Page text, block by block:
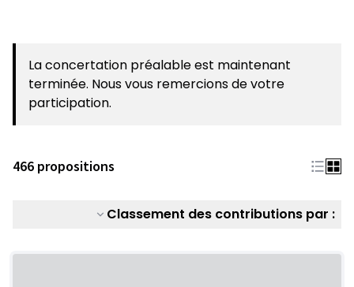
La concertation préalable est maintenant
terminée. Nous vous remercions de votre
participation.
466 propositions
Classement des contributions par :